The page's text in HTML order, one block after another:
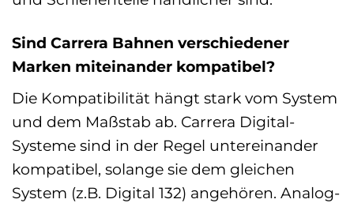
Sind Carrera Bahnen verschiedener
Marken miteinander kompatibel?
Die Kompatibilität hängt stark vom System
und dem Maßstab ab. Carrera Digital-
Systeme sind in der Regel untereinander
kompatibel, solange sie dem gleichen
System (z.B. Digital 132) angehören. Analog-